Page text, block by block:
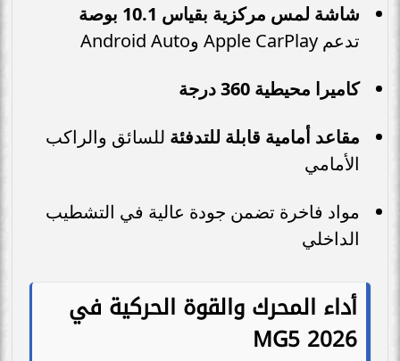
شاشة لمس مركزية بقياس 10.1 بوصة
تدعم Apple CarPlay وAndroid Auto
كاميرا محيطية 360 درجة
مقاعد أمامية قابلة للتدفئة للسائق والراكب
الأمامي
مواد فاخرة تضمن جودة عالية في التشطيب
الداخلي
أداء المحرك والقوة الحركية في
MG5 2026